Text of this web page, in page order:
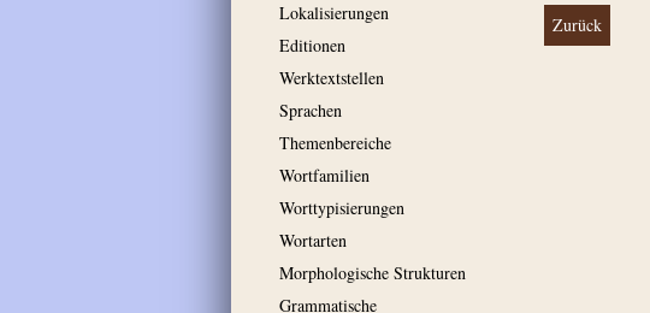
Lokalisierungen
Editionen
Werktextstellen
Sprachen
Themenbereiche
Wortfamilien
Worttypisierungen
Wortarten
Morphologische Strukturen
Grammatische
Zurück